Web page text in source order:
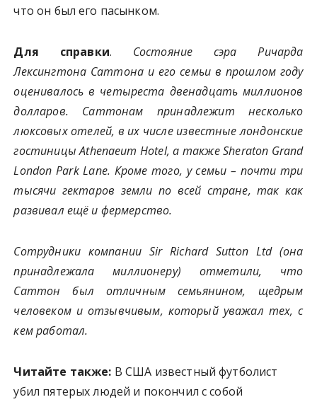
что он был его пасынком.
Для справки. Состояние сэра Ричарда
Лексингтона Саттона и его семьи в прошлом году
оценивалось в четыреста двенадцать миллионов
долларов. Саттонам принадлежит несколько
люксовых отелей, в их числе известные лондонские
гостиницы Athenaeum Hotel, а также Sheraton Grand
London Park Lane. Кроме того, у семьи – почти три
тысячи гектаров земли по всей стране, так как
развивал ещё и фермерство.
Сотрудники компании Sir Richard Sutton Ltd (она
принадлежала миллионеру) отметили, что
Саттон был отличным семьянином, щедрым
человеком и отзывчивым, который уважал тех, с
кем работал.
Читайте также: В США известный футболист
убил пятерых людей и покончил с собой